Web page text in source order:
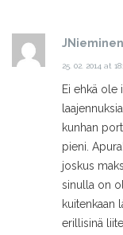
JNieminen
25. 02. 2014 at
Ei ehkä ole
kunhan
pieni.
joskus
sinulla on
kuitenkaan
erillisinä